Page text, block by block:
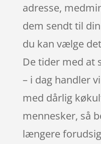
adresse,
dem sendt til
du kan vælge
De tider med at
– i dag handler
med dårlig
mennesker, så
længere